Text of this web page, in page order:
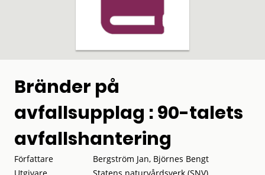
Bränder på
avfallsupplag : 90-talets
avfallshantering
Författare
Bergström Jan, Björnes Bengt